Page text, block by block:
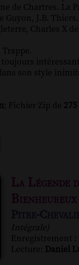
de Chartres. La
Guyon, J.B.
Charles X
Trappe.
son style
; Fichier Zip de 275
La Légende
Intégrale)
Enregistrement :
Lecture: Daniel